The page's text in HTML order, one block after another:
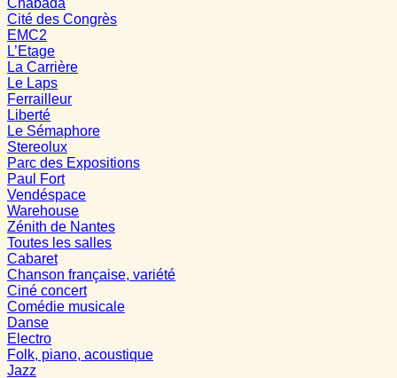
Chabada
Cité des Congrès
EMC2
L’Etage
La Carrière
Le Laps
Ferrailleur
Liberté
Le Sémaphore
Stereolux
Parc des Expositions
Paul Fort
Vendéspace
Warehouse
Zénith de Nantes
Toutes les salles
Cabaret
Chanson française, variété
Ciné concert
Comédie musicale
Danse
Electro
Folk, piano, acoustique
Jazz